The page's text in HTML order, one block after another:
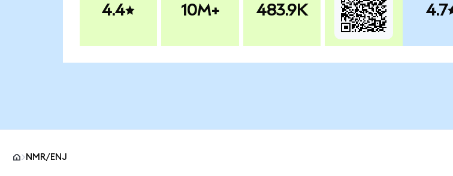
4.4 10M+ 483.9K 4.7
NMR/ENJ